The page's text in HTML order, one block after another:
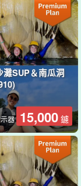
SUP＆南瓜洞
器 15,000 鑢